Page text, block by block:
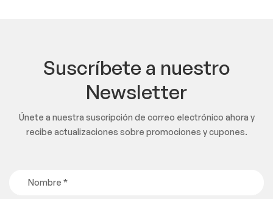
Suscríbete a nuestro
Newsletter
Únete a nuestra suscripción de correo electrónico ahora y
recibe actualizaciones sobre promociones y cupones.